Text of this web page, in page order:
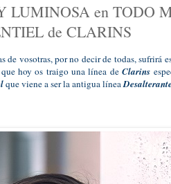
LUMINOSA en TODO
de CLARINS
de vosotras, por no decir de todas, sufrirá
que hoy os traigo una línea deClarins
que viene a ser la antigua línea